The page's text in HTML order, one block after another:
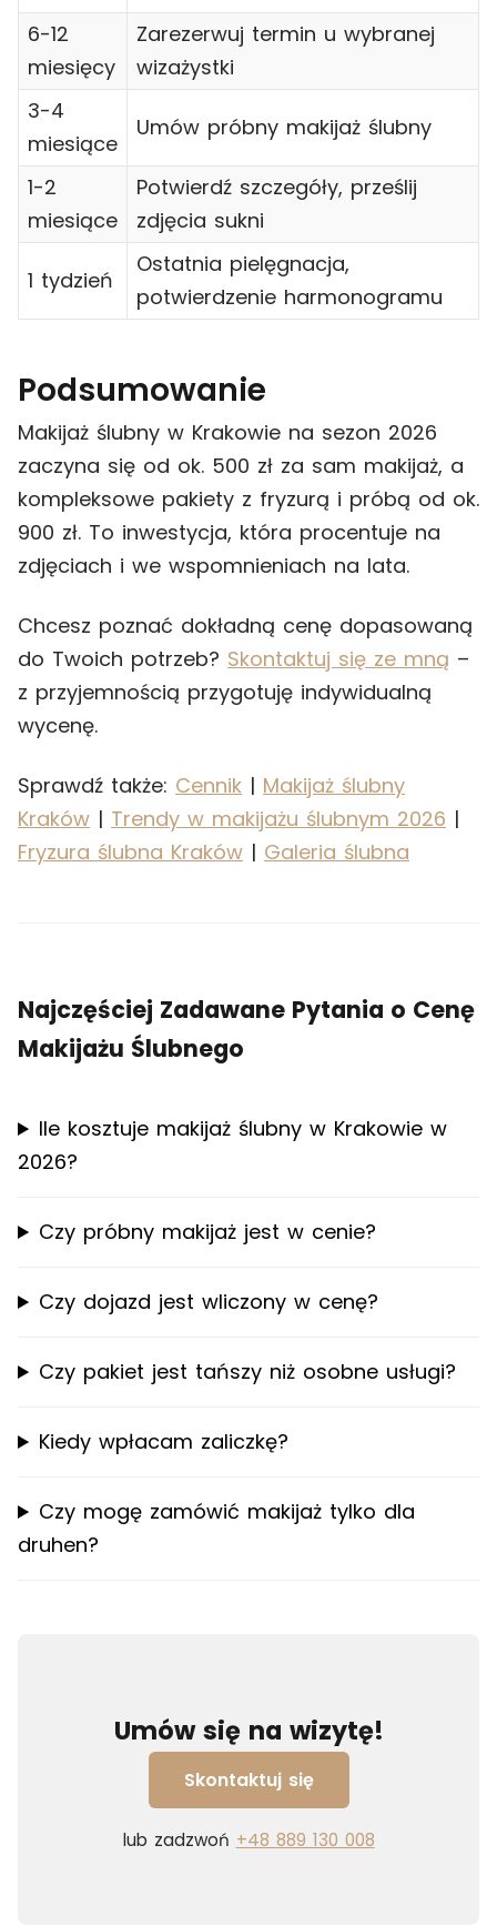
6-12
miesięcy
Zarezerwuj termin u wybranej
wizażystki
3-4
miesiące
Umów próbny makijaż ślubny
1-2
miesiące
Potwierdź szczegóły, prześlij
zdjęcia sukni
1 tydzień
Ostatnia pielęgnacja,
potwierdzenie harmonogramu
Podsumowanie
Makijaż ślubny w Krakowie na sezon 2026
zaczyna się od ok. 500 zł za sam makijaż, a
kompleksowe pakiety z fryzurą i próbą od ok.
900 zł. To inwestycja, która procentuje na
zdjęciach i we wspomnieniach na lata.
Chcesz poznać dokładną cenę dopasowaną
do Twoich potrzeb? Skontaktuj się ze mną –
z przyjemnością przygotuję indywidualną
wycenę.
Sprawdź także: Cennik | Makijaż ślubny
Kraków | Trendy w makijażu ślubnym 2026 |
Fryzura ślubna Kraków | Galeria ślubna
Najczęściej Zadawane Pytania o Cenę
Makijażu Ślubnego
Ile kosztuje makijaż ślubny w Krakowie w
2026?
Czy próbny makijaż jest w cenie?
Czy dojazd jest wliczony w cenę?
Czy pakiet jest tańszy niż osobne usługi?
Kiedy wpłacam zaliczkę?
Czy mogę zamówić makijaż tylko dla
druhen?
Umów się na wizytę!
Skontaktuj się
lub zadzwoń +48 889 130 008